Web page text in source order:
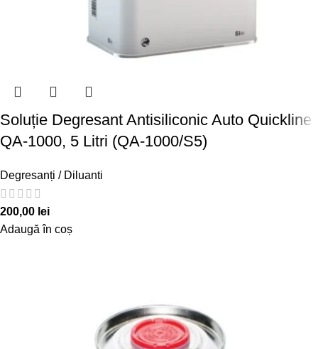
Soluție Degresant Antisiliconic Auto Quickline
QA-1000, 5 Litri (QA-1000/S5)
Degresanți / Diluanti
200,00 lei
Adaugă în coș